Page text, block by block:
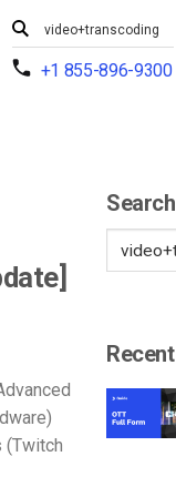
+1 855-896-9300
(Twitch
Search
Recent